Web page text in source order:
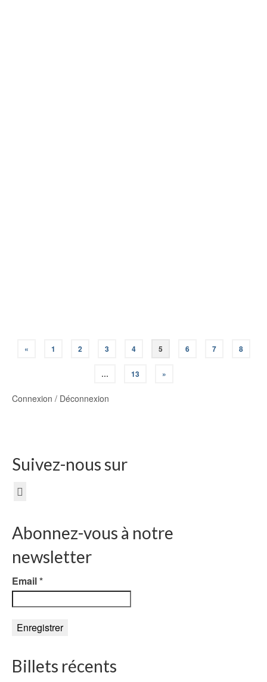
« 1 2 3 4 5 6 7 8
… 13 »
Connexion / Déconnexion
Suivez-nous sur
Abonnez-vous à notre
newsletter
Email*
Billets récents